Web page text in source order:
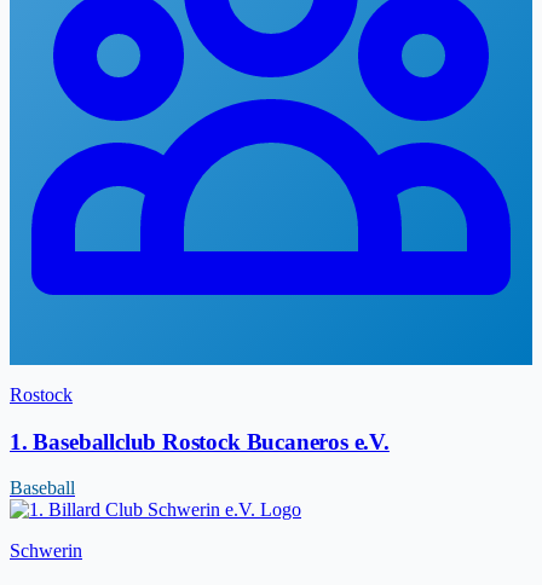
Rostock
1. Baseballclub Rostock Bucaneros e.V.
Baseball
Schwerin